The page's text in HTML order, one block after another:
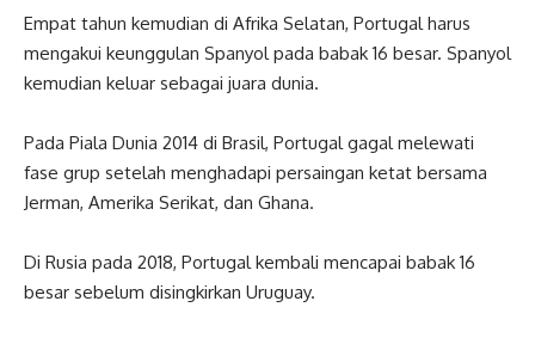
Empat tahun kemudian di Afrika Selatan, Portugal harus
mengakui keunggulan Spanyol pada babak 16 besar. Spanyol
kemudian keluar sebagai juara dunia.
Pada Piala Dunia 2014 di Brasil, Portugal gagal melewati
fase grup setelah menghadapi persaingan ketat bersama
Jerman, Amerika Serikat, dan Ghana.
Di Rusia pada 2018, Portugal kembali mencapai babak 16
besar sebelum disingkirkan Uruguay.